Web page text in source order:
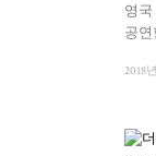
영국
공
2018